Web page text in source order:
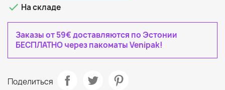
 На складе
Заказы от 59€ доставляются по Эстонии
БЕСПЛАТНО через пакоматы Venipak!
Поделиться